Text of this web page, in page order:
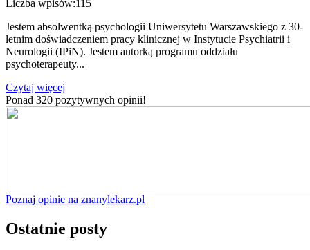
Liczba wpisów:115
Jestem absolwentką psychologii Uniwersytetu Warszawskiego z 30-
letnim doświadczeniem pracy klinicznej w Instytucie Psychiatrii i
Neurologii (IPiN). Jestem autorką programu oddziału
psychoterapeuty...
Czytaj więcej
Ponad 320 pozytywnych opinii!
Poznaj opinie na znanylekarz.pl
Ostatnie posty